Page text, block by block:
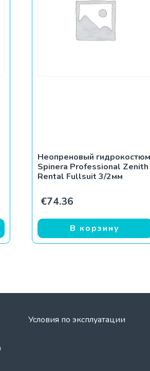
Неопреновый гидрокостюм
Spinera Professional Zenith
Rental Fullsuit 3/2мм
€74.36
В корзину
Условия по эксплуатации